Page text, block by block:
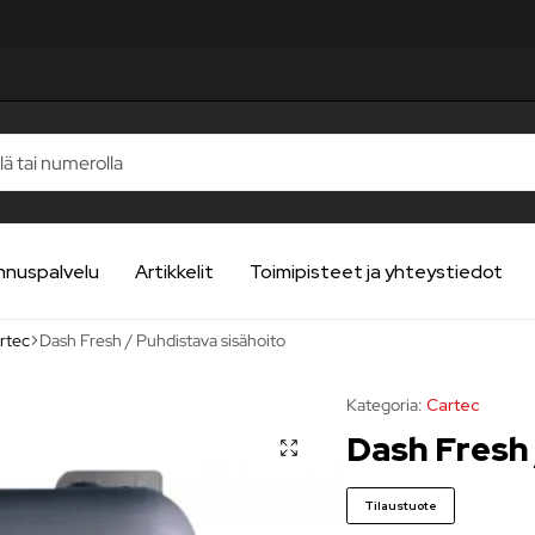
Artikkelit Toimipisteet ja yhteystiedot
Dash Fresh / Puhdistava sisähoito
Kategoria: Cartec
Dash
Tilaustuote